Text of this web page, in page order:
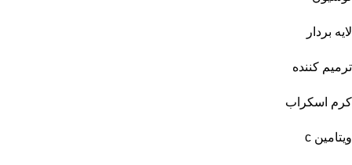
لایه بردار
ترمیم کننده
کرم اسکراب
ویتامین c